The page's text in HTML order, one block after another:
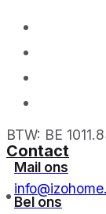
BTW: BE
Contact
Mail ons
Bel ons